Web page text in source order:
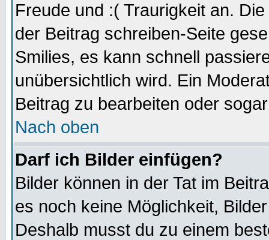
Freude und :( Traurigkeit an.
der Beitrag schreiben-Seite
Smilies, es kann schnell
unübersichtlich wird. Ein
Beitrag zu bearbeiten oder
Nach oben
Darf ich Bilder einfügen?
Bilder können in der Tat im
es noch keine Möglichkeit,
Deshalb musst du zu einem